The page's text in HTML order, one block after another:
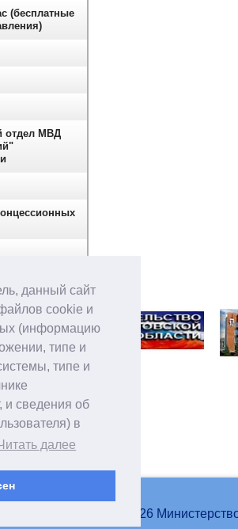
данный сайт
cookie и
(информацию
типе и
типе и
и сведения об
в
далее
(бесплатные
отдел МВД
© 2007-2026